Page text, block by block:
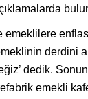
derdini
dedik.
emekli